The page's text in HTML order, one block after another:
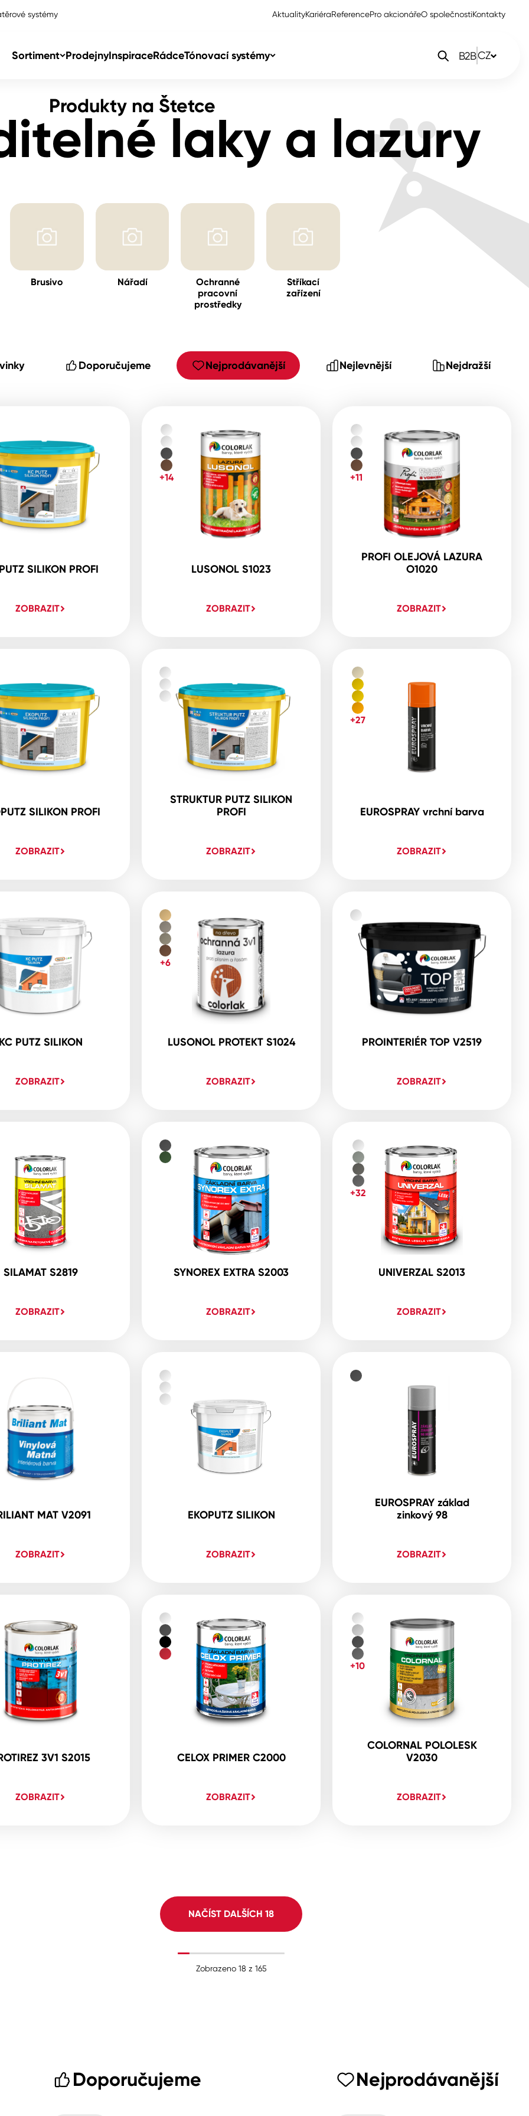
systémy AktualityKariéraReferencePro akcionářeO společnostiKontakty
Sortiment ProdejnyInspiraceRádceTónovací systémy B2BCZ
EN
Colorlak Profi
Colorlak Pta
Produkty na Štetce
laky a lazury
Brusivo Nářadí
Ochranné
pracovní
prostředky
Stříkací
zařízení
Doporučujeme Nejprodávanější Nejlevnější Nejdražší
SILIKON PROFI
ZOBRAZIT
LUSONOL S1023
ZOBRAZIT
+14
PROFI OLEJOVÁ LAZURA
O1020
ZOBRAZIT
+11
SILIKON PROFI
ZOBRAZIT
STRUKTUR PUTZ SILIKON
PROFI
ZOBRAZIT
EUROSPRAY vrchní barva
ZOBRAZIT
+27
PUTZ SILIKON
ZOBRAZIT
LUSONOL PROTEKT S1024
ZOBRAZIT
+6
PROINTERIÉR TOP V2519
ZOBRAZIT
SILAMAT S2819
ZOBRAZIT
SYNOREX EXTRA S2003
ZOBRAZIT
UNIVERZAL S2013
ZOBRAZIT
+32
MAT V2091
ZOBRAZIT
EKOPUTZ SILIKON
ZOBRAZIT
EUROSPRAY základ
zinkový 98
ZOBRAZIT
3V1 S2015
ZOBRAZIT
CELOX PRIMER C2000
ZOBRAZIT
COLORNAL POLOLESK
V2030
ZOBRAZIT
+10
NAČÍST DALŠÍCH 18
Zobrazeno 18 z 165
Doporučujeme Nejprodávanější